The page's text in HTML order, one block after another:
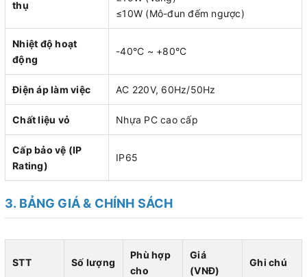
thụ
≤10W (Mô-đun đếm ngược)
Nhiệt độ hoạt
động
-40°C ~ +80°C
Điện áp làm việc AC 220V, 60Hz/50Hz
Chất liệu vỏ Nhựa PC cao cấp
Cấp bảo vệ (IP
Rating)
IP65
3. BẢNG GIÁ & CHÍNH SÁCH
STT Số lượng
Phù hợp
cho
Giá
(VNĐ)
Ghi chú